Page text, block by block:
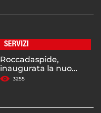
SERVIZI
Roccadaspide,
inaugurata la nuo...
3255